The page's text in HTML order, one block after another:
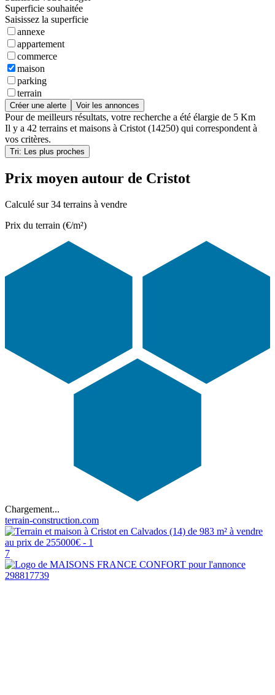
Superficie souhaitée
Saisissez la superficie
annexe
appartement
commerce
maison
parking
terrain
Créer une alerte Voir les annonces
Pour de meilleurs résultats, votre recherche a été élargie de 5 Km
Il y a 42 terrains et maisons à Cristot (14250) qui correspondent à
vos critères.
Tri: Les plus proches
Prix moyen autour de Cristot
Calculé sur 34 terrains à vendre
Prix du terrain (€/m²)
Chargement...
terrain-construction.com
7